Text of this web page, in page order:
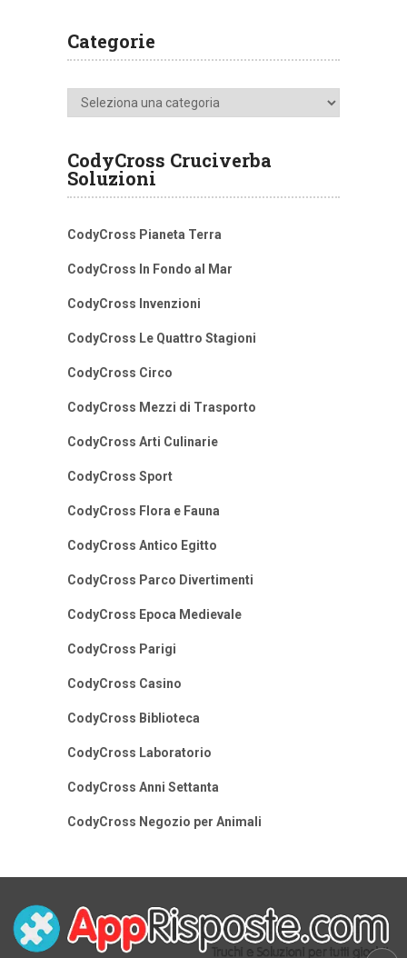
Categorie
Categorie
CodyCross Cruciverba
Soluzioni
CodyCross Pianeta Terra
CodyCross In Fondo al Mar
CodyCross Invenzioni
CodyCross Le Quattro Stagioni
CodyCross Circo
CodyCross Mezzi di Trasporto
CodyCross Arti Culinarie
CodyCross Sport
CodyCross Flora e Fauna
CodyCross Antico Egitto
CodyCross Parco Divertimenti
CodyCross Epoca Medievale
CodyCross Parigi
CodyCross Casino
CodyCross Biblioteca
CodyCross Laboratorio
CodyCross Anni Settanta
CodyCross Negozio per Animali